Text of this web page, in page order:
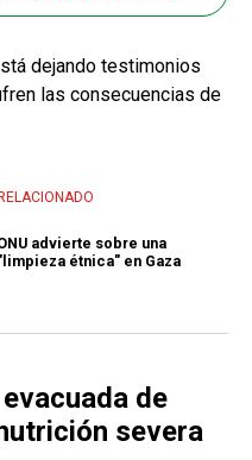
dejando testimonios
las consecuencias de
RELACIONADO
advierte sobre una
étnica" en Gaza
de
severa